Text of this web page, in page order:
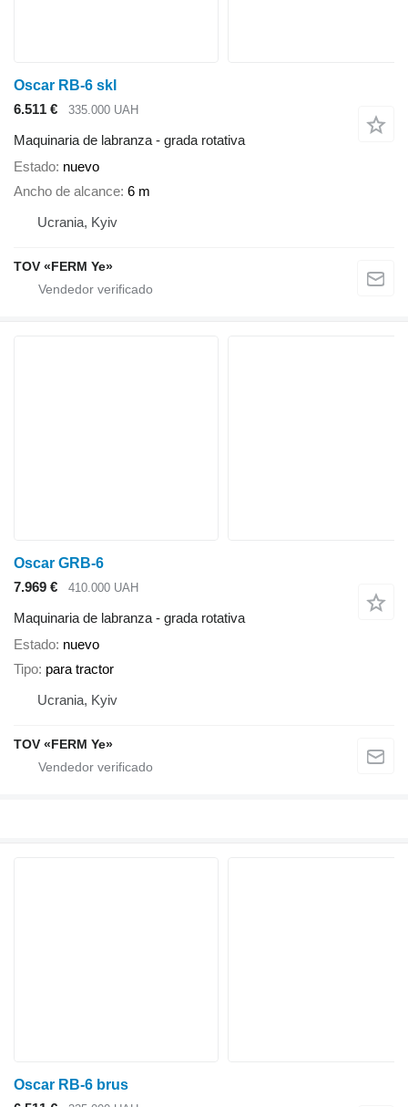
Oscar RB-6 skl
6.511 €
335.000 UAH
Maquinaria de labranza - grada rotativa
Estado nuevo
Ancho de alcance 6 m
Ucrania, Kyiv
TOV «FERM Ye»
Oscar GRB-6
7.969 €
410.000 UAH
Maquinaria de labranza - grada rotativa
Estado nuevo
Tipo para tractor
Ucrania, Kyiv
TOV «FERM Ye»
Oscar RB-6 brus